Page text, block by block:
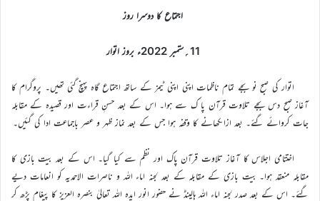
اجتماع کا دوسرا روز
11؍ستمبر 2022ء بروز اتوار
اتوار کی صبح نو بجے تمام ناظمات اپنی اپنی ٹیمز کے ساتھ اجتماع گاہ پہنچ گئی تھیں۔ پروگرام کا
آغاز صبح دس بجے تلاوت قرآن پا ک سے ہوا۔ اس کے بعد حسنِ قراءت اور قصیدہ کے مقابلہ
جات کروائے گئے۔ بعد ازاںکھانے کا وقفہ ہوا جس کے بعد نماز ظہر و عصر باجماعت ادا کی گئیں۔
اختتامی اجلاس کا آغاز تلاوت قرآن پاک اور نظم سے کیا گیا۔ اس کے بعد بیت بازی کا
مقابلہ منعقد ہوا۔ بیت بازی کے مقابلہ کے بعد لجنہ اماء اللہ و ناصرات الاحمدیہ کو انعامات دیے
گئے۔ اس کے بعد صدر لجنہ اماء اللہ ہالینڈ نے حضور انور ایدہ اللہ تعالیٰ بنصرہ العزیز کا پیغام پڑھ کر